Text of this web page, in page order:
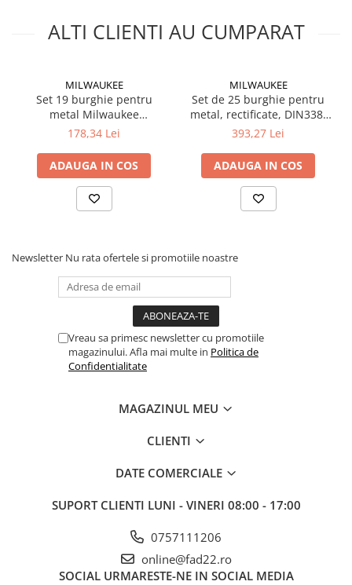
Tencuieli decorative si vopsele
Chituri pentru rosturi
Unelte si accesorii pentru zidarie si
zugravit
Unelte pentru gresie si faianta
Acoperis
Sindrila bituminoasa si accesorii
Placi ondulate si accesorii
Electrice
Prelungitoare si derulatoare
Prize, intrerupatoare si stechere
Corpuri si surse de iluminat
Garduri metalice
ALTI CLIENTI AU CUMPARAT
MILWAUKEE
Set 19 burghie pentru
metal Milwaukee
THUNDERWEB HSS-G
178,34 Lei
ADAUGA IN COS
MILWAUKEE
Set de 25 burghie pentru
metal, rectificate, DIN338,
Ø1.0-13.0mm (4932493870),
393,27 Lei
ADAUGA IN COS
Newsletter Nu rata ofertele si promotiile noastre
Vreau sa primesc newsletter cu promotiile
magazinului. Afla mai multe in Politica de
Confidentialitate
MAGAZINUL MEU
CLIENTI
DATE COMERCIALE
SUPORT CLIENTI LUNI - VINERI 08:00 - 17:00
0757111206
online@fad22.ro
SOCIAL URMARESTE-NE IN SOCIAL MEDIA